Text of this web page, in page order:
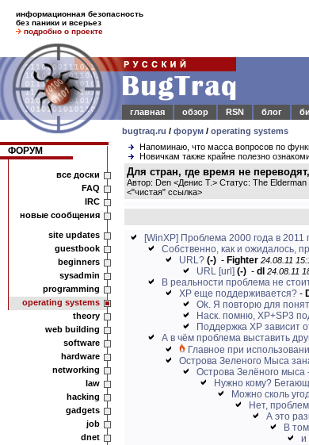
информационная безопасность
без паники и всерьез
подробно о проекте
главная
обзор RSN блог
bugtraq.ru / форум / operating systems
ФОРУМ
все доски
FAQ
IRC
новые сообщения
site updates
guestbook
beginners
sysadmin
programming
operating systems
theory
web building
software
hardware
networking
law
hacking
gadgets
job
dnet
Напоминаю, что масса вопросов по
Новичкам также крайне полезно
Для стран, где время не
Автор: Den <Денис Т.> Статус: The Elderman
<"чистая" ссылка>
[WinXP] Проблема 2000 года в 2011
Собственно, как и ожидалось,
URL? (-) - Fighter 24.08.11
URL [url] (-) - dl 24.08.11
В реальности проблема не
ХР еще поддерживается? -
Ok. Я повторю для
Наск. помню, XP+SP3
Поддержка XP зависит
А в чём проблема выставить
Главное при
Острова Зеленого Мыса
Острова Зелёного мыса
Нужно кому?
Можно сколь
Нет,
А это
В
и